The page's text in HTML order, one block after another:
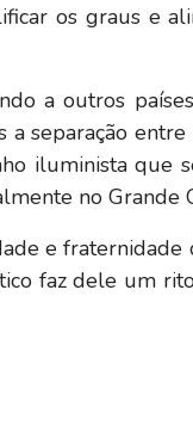
os graus e
a outros
separação
iluminista que
no Grande
e fraternidade
faz dele um